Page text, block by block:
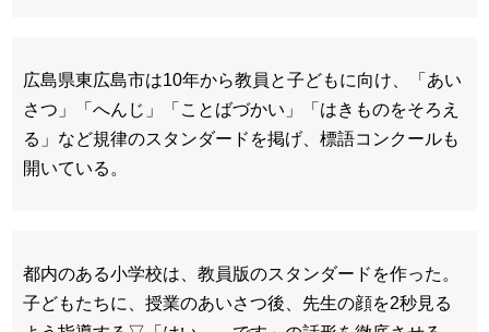
広島県東広島市は10年から教員と子どもに向け、「あい
さつ」「へんじ」「ことばづかい」「はきものをそろえ
る」など規律のスタンダードを掲げ、標語コンクールも
開いている。
都内のある小学校は、教員版のスタンダードを作った。
子どもたちに、授業のあいさつ後、先生の顔を2秒見る